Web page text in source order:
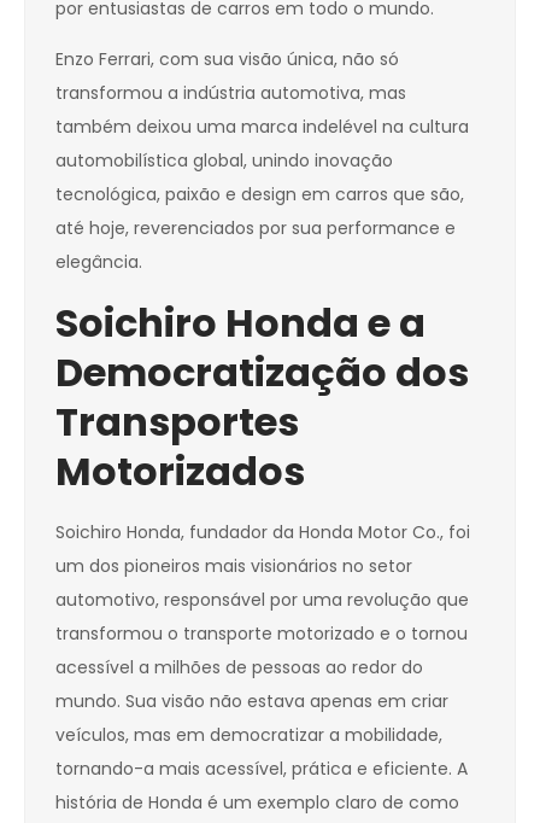
por entusiastas de carros em todo o mundo.
Enzo Ferrari, com sua visão única, não só
transformou a indústria automotiva, mas
também deixou uma marca indelével na cultura
automobilística global, unindo inovação
tecnológica, paixão e design em carros que são,
até hoje, reverenciados por sua performance e
elegância.
Soichiro Honda e a
Democratização dos
Transportes
Motorizados
Soichiro Honda, fundador da Honda Motor Co., foi
um dos pioneiros mais visionários no setor
automotivo, responsável por uma revolução que
transformou o transporte motorizado e o tornou
acessível a milhões de pessoas ao redor do
mundo. Sua visão não estava apenas em criar
veículos, mas em democratizar a mobilidade,
tornando-a mais acessível, prática e eficiente. A
história de Honda é um exemplo claro de como